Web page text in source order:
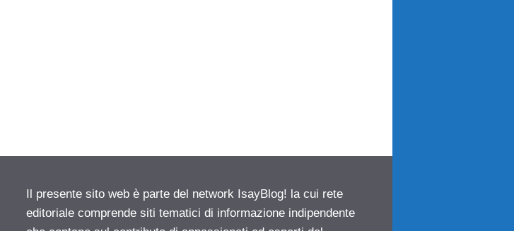
Il presente sito web è parte del network IsayBlog! la cui rete
editoriale comprende siti tematici di informazione indipendente